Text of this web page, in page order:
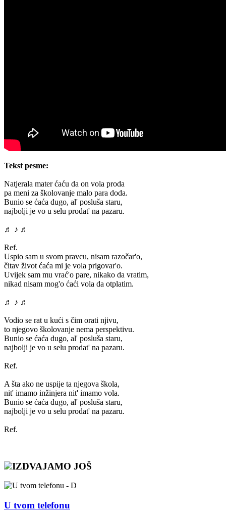
Tekst pesme:
Natjerala mater ćaću da on vola proda
pa meni za školovanje malo para doda.
Bunio se ćaća dugo, al' posluša staru,
najbolji je vo u selu prodat' na pazaru.
♬ ♪ ♬
Ref.
Uspio sam u svom pravcu, nisam razočar'o,
čitav život ćaća mi je vola prigovar'o.
Uvijek sam mu vrać'o pare, nikako da vratim,
nikad nisam mog'o ćaći vola da otplatim.
♬ ♪ ♬
Vodio se rat u kući s čim orati njivu,
to njegovo školovanje nema perspektivu.
Bunio se ćaća dugo, al' posluša staru,
najbolji je vo u selu prodat' na pazaru.
Ref.
A šta ako ne uspije ta njegova škola,
nit' imamo inžinjera nit' imamo vola.
Bunio se ćaća dugo, al' posluša staru,
najbolji je vo u selu prodat' na pazaru.
Ref.
IZDVAJAMO JOŠ
U tvom telefonu